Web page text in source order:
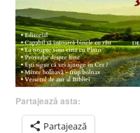
Partajează asta:
Partajează